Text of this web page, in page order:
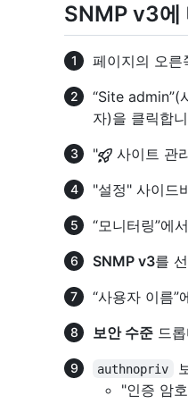
SNMP v3에
페이지의 오
“Site admin”(
자)을 클릭합
"
사이트 관
"설정" 사이드
“모니터링”에서
SNMP v3를
“사용자 이름
보안 수준 드
authnopriv
"인증 암